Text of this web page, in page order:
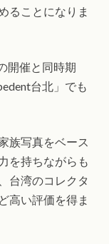
ることになりま
開催と同時期
台北」でも
族写真をベース
を持ちながらも
台湾のコレクタ
高い評価を得ま